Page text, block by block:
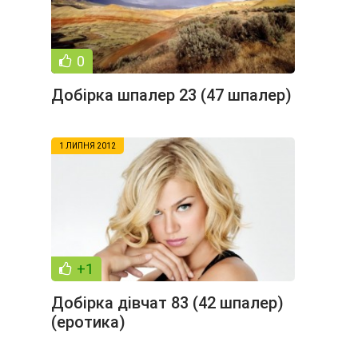
0
Добірка шпалер 23 (47 шпалер)
1 ЛИПНЯ 2012
+1
Добірка дівчат 83 (42 шпалер)
(еротика)